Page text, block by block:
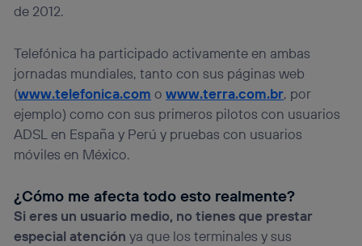
de 2012.
Telefónica ha participado activamente en ambas
jornadas mundiales, tanto con sus páginas web
(www.telefonica.com owww.terra.com.br, por
ejemplo) como con sus primeros pilotos con usuarios
ADSL en España y Perú y pruebas con usuarios
móviles en México.
¿Cómo me afecta todo esto realmente?
Si eres un usuario medio, no tienes que prestar
especial atención ya que los terminales y sus